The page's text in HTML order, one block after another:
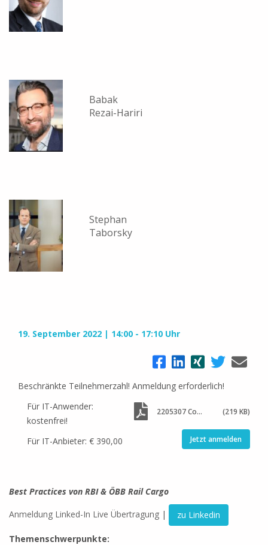
Babak
Rezai-Hariri
Stephan
Taborsky
19. September 2022 14:00 - 17:10 Uhr
Beschränkte Teilnehmerzahl! Anmeldung erforderlich!
Für IT-Anwender:
kostenfrei!
Für IT-Anbieter: € 390,00
2205307 Conect Agile Leadership (219 KB)
Jetzt anmelden
Best Practices von RBI & ÖBB Rail Cargo
Anmeldung Linked-In Live Übertragung | zu Linkedin
Themenschwerpunkte: